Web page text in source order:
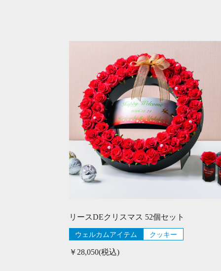
リースDEクリスマス 52個セット
ウェルカムアイテム クッキー
￥28,050(税込)